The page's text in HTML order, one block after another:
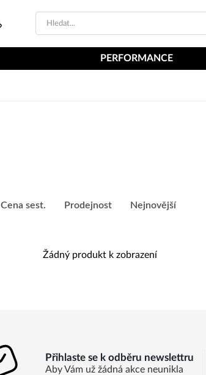
PERFORMANCE
Cena sest. Prodejnost Nejnovější
Žádný produkt k zobrazení
Přihlaste se k odběru newslettru
Aby Vám už žádná akce neunikla